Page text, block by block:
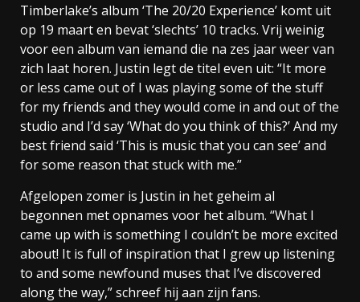
Timberlake’s album ‘The 20/20 Experience’ komt uit
op 19 maart en bevat ‘slechts’ 10 tracks. Vrij weinig
voor een album van iemand die na zes jaar weer van
zich laat horen. Justin legt de titel even uit: “It more
or less came out of I was playing some of the stuff
for my friends and they would come in and out of the
studio and I’d say ‘What do you think of this?’ And my
best friend said ‘This is music that you can see’ and
for some reason that stuck with me.”
Afgelopen zomer is Justin in het geheim al
begonnen met opnames voor het album. “What I
came up with is something I couldn’t be more excited
about! It is full of inspiration that I grew up listening
to and some newfound muses that I’ve discovered
along the way,” schreef hij aan zijn fans.